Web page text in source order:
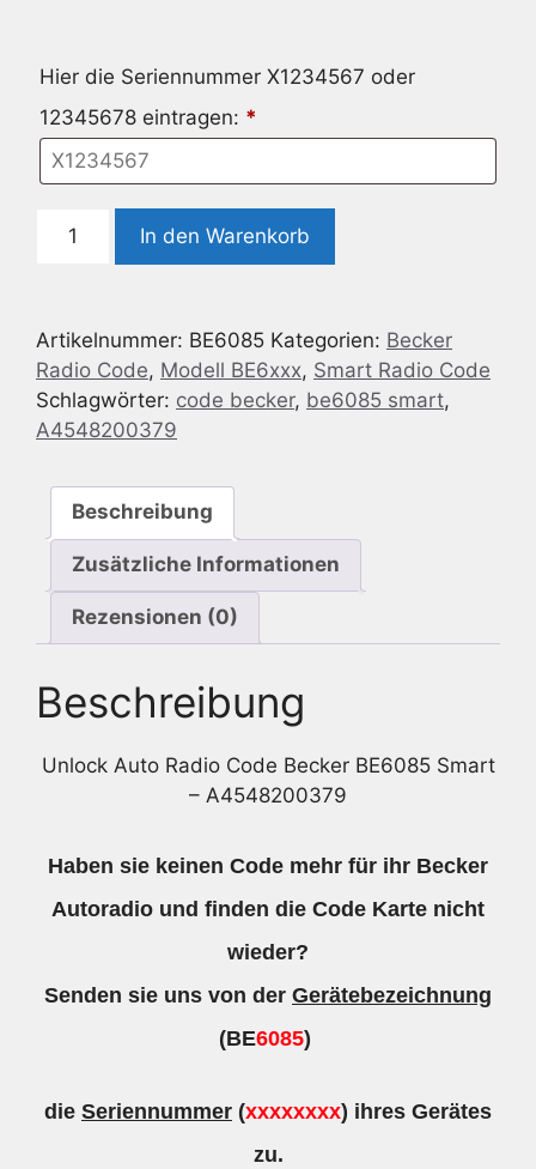
Hier die Seriennummer X1234567 oder
12345678 eintragen: *
Code
Becker
BE6085
Smart
Menge
In den Warenkorb
Artikelnummer: BE6085 Kategorien: Becker
Radio Code, Modell BE6xxx, Smart Radio Code
Schlagwörter: code becker, be6085 smart,
A4548200379
Beschreibung
Zusätzliche Informationen
Rezensionen (0)
Beschreibung
Unlock Auto Radio Code Becker BE6085 Smart
– A4548200379
Haben sie keinen Code mehr für ihr Becker
Autoradio und finden die Code Karte nicht
wieder?
Senden sie uns von der Gerätebezeichnung
(BE6085)
die Seriennummer (xxxxxxxx) ihres Gerätes
zu.